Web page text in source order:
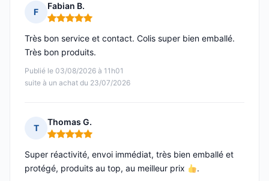
F
Fabian B.
Note : 5 sur 5
Publié le 03/08/2026 à 11h01
suite à un achat du 23/07/2026
Très bon service et contact. Colis super bien emballé.
Très bon produits.
T
Thomas G.
Note : 5 sur 5
Super réactivité, envoi immédiat, très bien emballé et
protégé, produits au top, au meilleur prix
.